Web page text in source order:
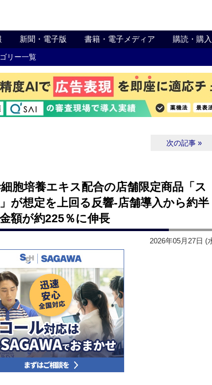
新聞・電子版 書籍・電子メディア 購読・購
リー一覧
次の記事 »
胞培養エキス配合の店舗限定商品「ス
想定を上回る反響‐店舗導入から約半
額が約225％に伸長
2026年05月27日 (